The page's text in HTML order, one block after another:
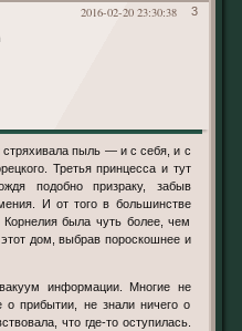
3
2016-02-20 23:30:38
Третья принцесса и тут
подобно призраку, забыв
И от того в большинстве
Корнелия была чуть более, чем
дом, выбрав пороскошнее и
о прибытии, не знали ничего о
что где-то оступилась.